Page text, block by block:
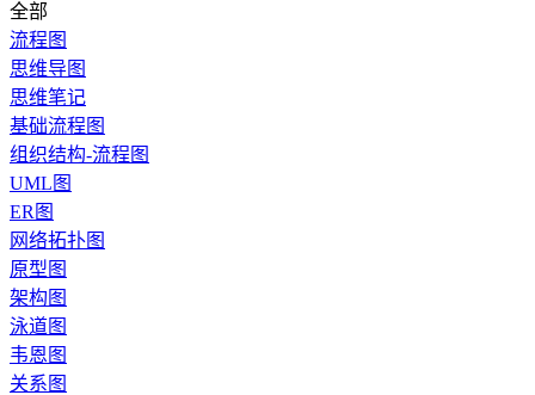
全部
流程图
思维导图
思维笔记
基础流程图
组织结构-流程图
UML图
ER图
网络拓扑图
原型图
架构图
泳道图
韦恩图
关系图